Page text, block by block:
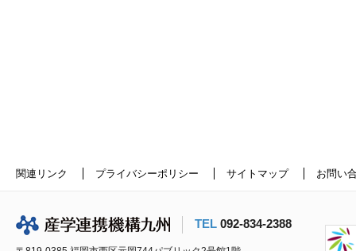
関連リンク プライバシーポリシー サイトマップ お問い
TEL 092-834-2388